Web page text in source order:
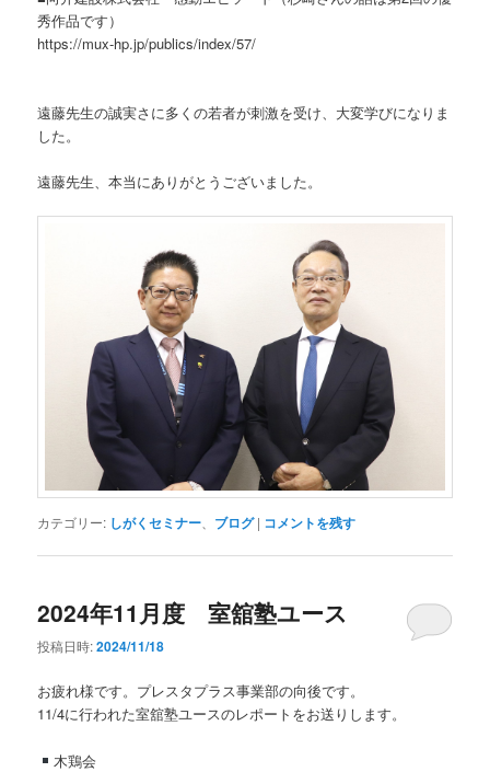
秀作品です）
https://mux-hp.jp/publics/index/57/
遠藤先生の誠実さに多くの若者が刺激を受け、大変学びになりま
した。
遠藤先生、本当にありがとうございました。
カテゴリー: しがくセミナー ブログ | コメントを残す
2024年11月度 室舘塾ユース
投稿日時:2024/11/18
お疲れ様です。プレスタプラス事業部の向後です。
11/4に行われた室舘塾ユースのレポートをお送りします。
木鶏会